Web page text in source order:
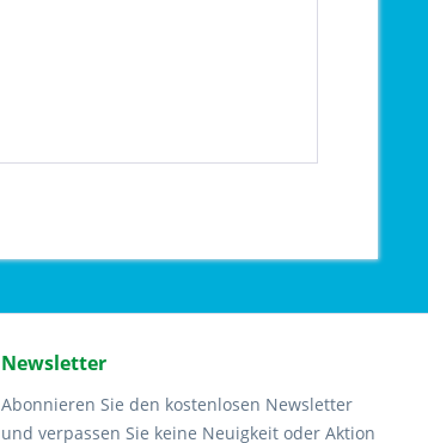
Newsletter
Abonnieren Sie den kostenlosen Newsletter
und verpassen Sie keine Neuigkeit oder Aktion